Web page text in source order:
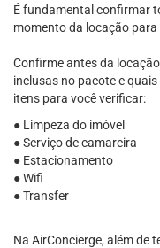
É fundamental confirmar
momento da locação
Confirme antes da
inclusas no pacote e
itens para você verificar:
● Limpeza do imóvel
● Serviço de camareira
● Estacionamento
● Wifi
● Transfer
Na AirConcierge, além de